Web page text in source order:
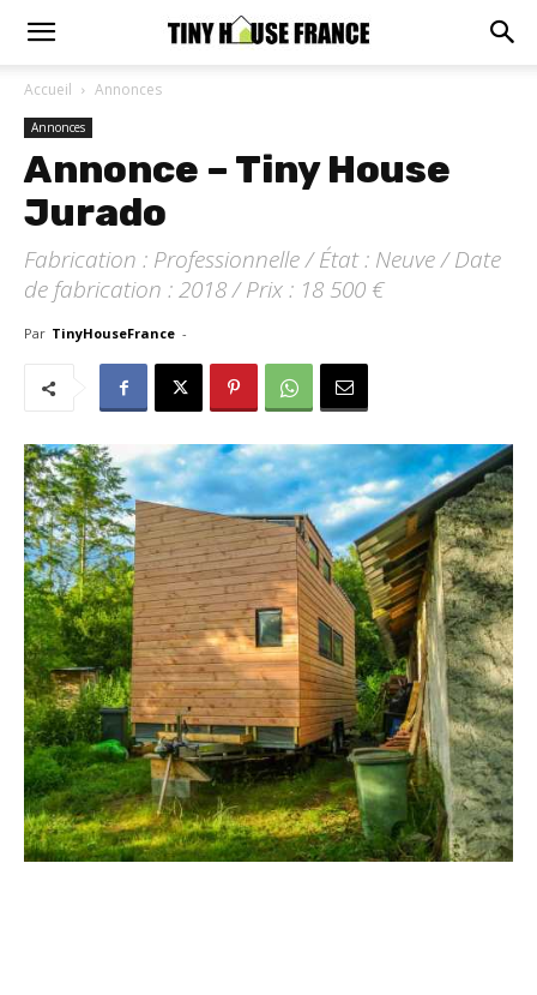
Accueil Annonces
Annonces
Annonce – Tiny House
Jurado
Fabrication : Professionnelle / État : Neuve / Date
de fabrication : 2018 / Prix : 18 500 €
Par TinyHouseFrance -